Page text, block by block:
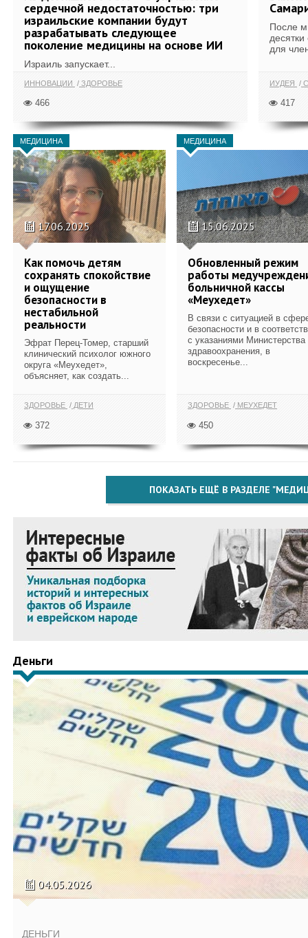
сердечной недостаточностью: три
израильские компании будут
разрабатывать следующее
поколение медицины на основе ИИ
Израиль запускает...
ИННОВАЦИИ ЗДОРОВЬЕ
466
После
для
ИУДЕЯ
417
МЕДИЦИНА
17.06.2025
Как помочь детям
сохранять спокойствие
и ощущение
безопасности в
нестабильной
реальности
Эфрат Перец-Томер, старший
клинический психолог южного
округа «Меухедет»,
объясняет, как создать...
ЗДОРОВЬЕ ДЕТИ
372
МЕДИЦИНА
15.06.2025
Обновленный режим
работы
больничной кассы
«Меухедет»
В связи с ситуацией в
безопасности и в
с указаниями Министерства
здравоохранения, в
воскресенье...
ЗДОРОВЬЕ МЕУХЕДЕТ
450
ПОКАЗАТЬ ЕЩЁ В РАЗДЕЛЕ
Деньги
04.05.2026
ДЕНЬГИ